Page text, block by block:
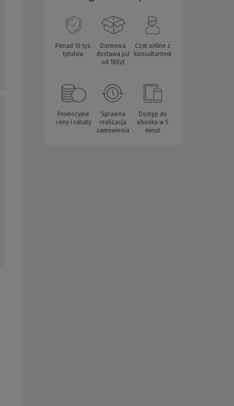
Ponad 10 tys.
tytułów
Darmowa
dostawa już
od 180zł
Czat online z
konsultantem
Promocyjne
ceny i rabaty
Sprawna
realizacja
zamówienia
Dostęp do
ebooka w 5
minut